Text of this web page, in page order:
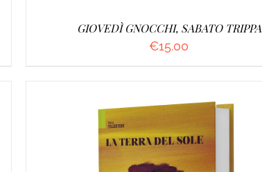
GIOVEDÌ GNOCCHI, SABATO TRIPPA
€15.00